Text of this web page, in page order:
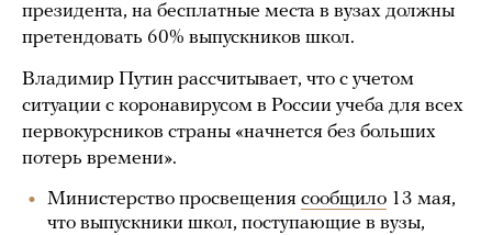
президента, на бесплатные места в вузах должны
претендовать 60% выпускников школ.
Владимир Путин рассчитывает, что с учетом
ситуации с коронавирусом в России учеба для всех
первокурсников страны «начнется без больших
потерь времени».
Министерство просвещения сообщило 13 мая,
что выпускники школ, поступающие в вузы,